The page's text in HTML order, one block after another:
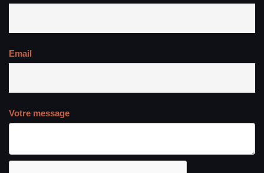
Email
Votre message